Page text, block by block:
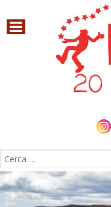
Cerca nel sito